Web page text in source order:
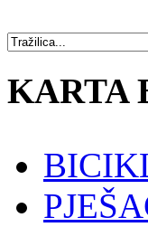
KARTA